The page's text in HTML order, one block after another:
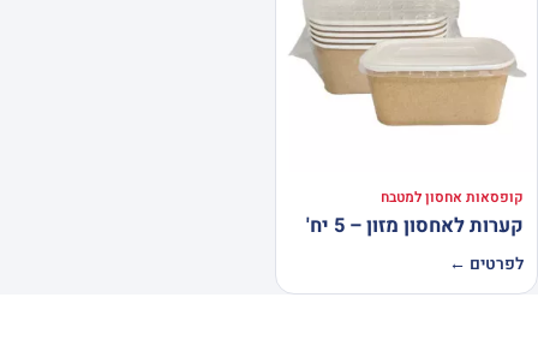
קופסאות אחסון למטבח
קערות לאחסון מזון – 5 יח'
לפרטים ←